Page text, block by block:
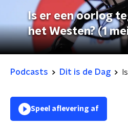
Is er een oorlog
het Westen? (1
Podcasts Dit is de Dag
Speel aflevering af